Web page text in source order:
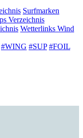
Surfmarken
Verzeichnis
Wetterlinks Wind
#WING #SUP #FOIL